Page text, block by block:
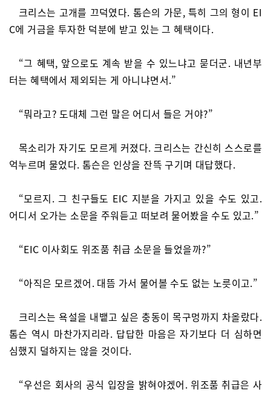
크리스는 고개를 끄덕였다. 톰슨의 가문, 특히 그의 형이 EI
C에 거금을 투자한 덕분에 받고 있는 그 혜택이다.
“그 혜택, 앞으로도 계속 받을 수 있느냐고 묻더군. 내년부
터는 혜택에서 제외되는 게 아니냐면서.”
“뭐라고? 도대체 그런 말은 어디서 들은 거야?”
목소리가 자기도 모르게 커졌다. 크리스는 간신히 스스로를
억누르며 물었다. 톰슨은 인상을 잔뜩 구기며 대답했다.
“모르지. 그 친구들도 EIC 지분을 가지고 있을 수도 있고.
어디서 오가는 소문을 주워듣고 떠보려 물어봤을 수도 있고.”
“EIC 이사회도 위조품 취급 소문을 들었을까?”
“아직은 모르겠어. 대뜸 가서 물어볼 수도 없는 노릇이고.”
크리스는 욕설을 내뱉고 싶은 충동이 목구멍까지 차올랐다.
톰슨 역시 마찬가지리라. 답답한 마음은 자기보다 더 심하면
심했지 덜하지는 않을 것이다.
“우선은 회사의 공식 입장을 밝혀야겠어. 위조품 취급은 사